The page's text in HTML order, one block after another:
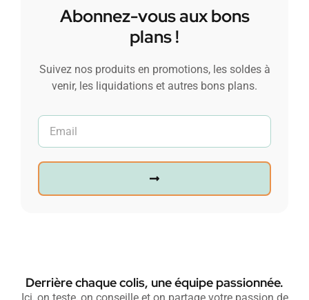
Abonnez-vous aux bons
plans !
Suivez nos produits en promotions, les soldes à
venir, les liquidations et autres bons plans.
Derrière chaque colis, une équipe passionnée.